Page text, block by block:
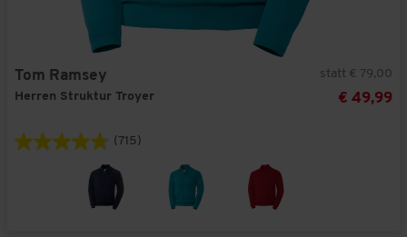
Tom Ramsey
Herren Struktur Troyer
statt € 79,00
€ 49,99
(715)